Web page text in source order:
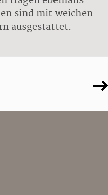
sind mit weichen
ausgestattet.